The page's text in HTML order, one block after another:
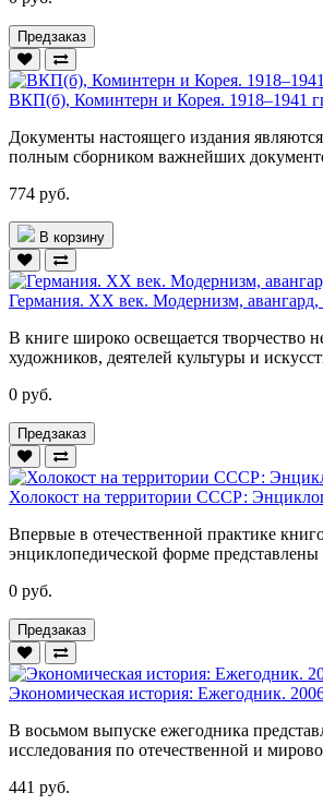
Предзаказ
ВКП(б), Коминтерн и Корея. 1918–1941
Документы настоящего издания
полным сборником важнейших
774 руб.
В корзину
Германия. XX век. Модернизм,
В книге широко освещается творчество
художников, деятелей культуры и
0 руб.
Предзаказ
Холокост на территории СССР:
Впервые в отечественной практике
энциклопедической форме
0 руб.
Предзаказ
Экономическая история: Ежегодник.
В восьмом выпуске ежегодника
исследования по отечественной и
441 руб.